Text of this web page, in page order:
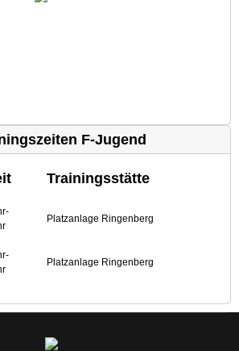
F-Jugend
Trainingsstätte
Platzanlage Ringenberg
Platzanlage Ringenberg